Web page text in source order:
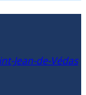
Jean-de-Védas